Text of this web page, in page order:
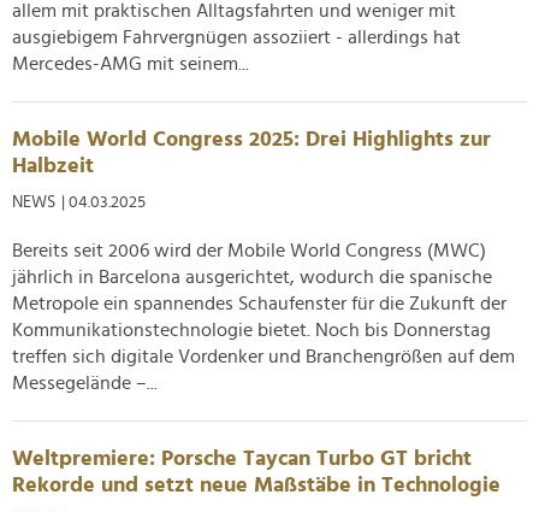
allem mit praktischen Alltagsfahrten und weniger mit
ausgiebigem Fahrvergnügen assoziiert - allerdings hat
Mercedes-AMG mit seinem...
Mobile World Congress 2025: Drei Highlights zur
Halbzeit
NEWS | 04.03.2025
Bereits seit 2006 wird der Mobile World Congress (MWC)
jährlich in Barcelona ausgerichtet, wodurch die spanische
Metropole ein spannendes Schaufenster für die Zukunft der
Kommunikationstechnologie bietet. Noch bis Donnerstag
treffen sich digitale Vordenker und Branchengrößen auf dem
Messegelände –...
Weltpremiere: Porsche Taycan Turbo GT bricht
Rekorde und setzt neue Maßstäbe in Technologie